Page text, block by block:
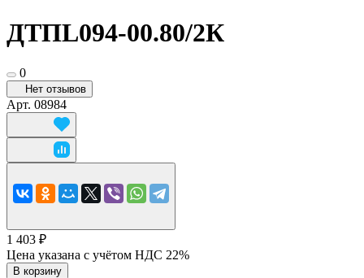
ДТПL094-00.80/2К
0
Нет отзывов
Арт. 08984
1 403 ₽
Цена указана с учётом НДС 22%
В корзину